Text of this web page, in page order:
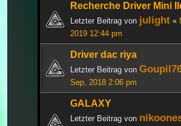
Recherche Driver Mini
Letzter Beitrag von julight «
2019 12:44 pm
Driver dac riya
Letzter Beitrag von
Sep, 2018 2:06 pm
GALAXY
Letzter Beitrag von